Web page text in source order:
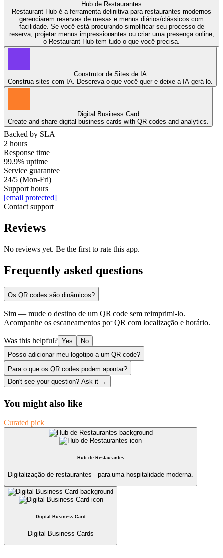
Hub de Restaurantes
Restaurant Hub é a ferramenta definitiva para restaurantes modernos
gerenciarem reservas de mesas e menus diários/clássicos com
facilidade. Se você está procurando simplificar seu processo de
reserva, projetar menus impressionantes ou criar uma presença online,
o Restaurant Hub tem tudo o que você precisa.
Construtor de Sites de IA
Construa sites com IA. Descreva o que você quer e deixe a IA gerá-lo.
Digital Business Card
Create and share digital business cards with QR codes and analytics.
Backed by SLA
2 hours
Response time
99.9% uptime
Service guarantee
24/5 (Mon-Fri)
Support hours
[email protected]
Contact support
Reviews
No reviews yet. Be the first to rate this app.
Frequently asked questions
Os QR codes são dinâmicos?
Sim — mude o destino de um QR code sem reimprimi-lo.
Acompanhe os escaneamentos por QR com localização e horário.
Was this helpful? Yes
No
Posso adicionar meu logotipo a um QR code?
Para o que os QR codes podem apontar?
Don't see your question? Ask it →
You might also like
Curated pick
Hub de Restaurantes
Digitalização de restaurantes - para uma hospitalidade moderna.
Digital Business Card
Digital Business Cards